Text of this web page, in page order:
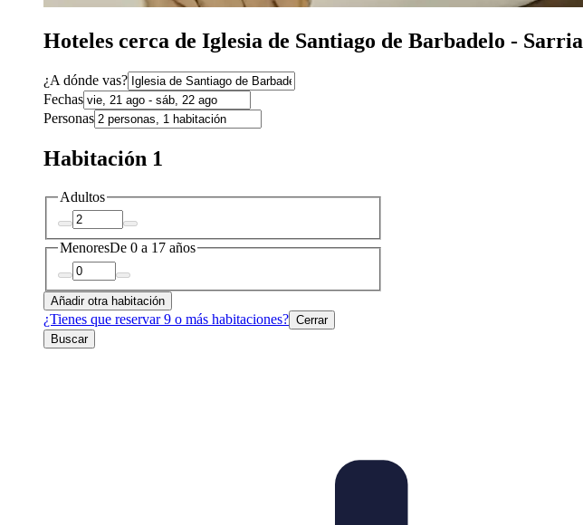
Hoteles cerca de Iglesia de Santiago de Barbadelo - Sarria
¿A dónde vas?
Fechas
Personas
Habitación 1
Adultos
MenoresDe 0 a 17 años
Añadir otra habitación
¿Tienes que reservar 9 o más habitaciones? Cerrar
Buscar